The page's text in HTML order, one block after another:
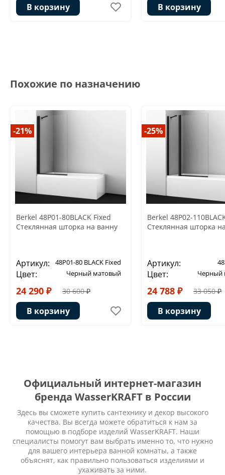
В корзину В корзину
Похожие по назначению
-21%
Berkel 48P01-80BLACK Fixed
Стеклянная шторка на ванну
Артикул: 48P01-80 BLACK Fixed
Цвет: Черный матовый
24 290 ₽ 30 600 ₽
В корзину
-25%
Berkel 48P02-
Стеклянная шторка
Артикул:
Цвет: Черный
24 788 ₽ 33 050 ₽
В корзину
Официальный интернет-магазин
бренда WasserKRAFT в России
Здесь вы сможете купить сантехнику и декор высокого
качества. Вы всегда можете обратиться к нам за
помощью в подборе изделий WasserKRAFT. Наши
специалисты помогут вам выбрать именно то, что нужно
для вашего интерьера ванной комнаты, а также
объяснят, как правильно пользоваться изделиями и
ухаживать за ними.